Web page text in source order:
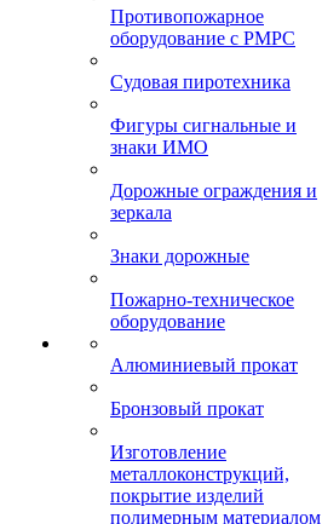
Противопожарное
оборудование с РМРС
Судовая пиротехника
Фигуры сигнальные и
знаки ИМО
Дорожные ограждения и
зеркала
Знаки дорожные
Пожарно-техническое
оборудование
Алюминиевый прокат
Бронзовый прокат
Изготовление
металлоконструкций,
покрытие изделий
полимерным материалом